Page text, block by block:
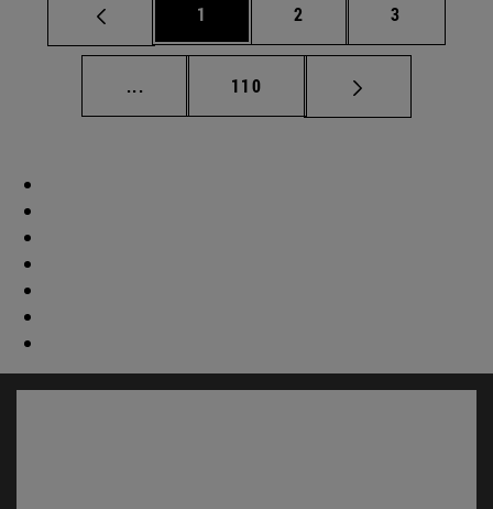
Página
1 Página
2 Página
3
... Páginas intermedias Use TAB para
Página
110